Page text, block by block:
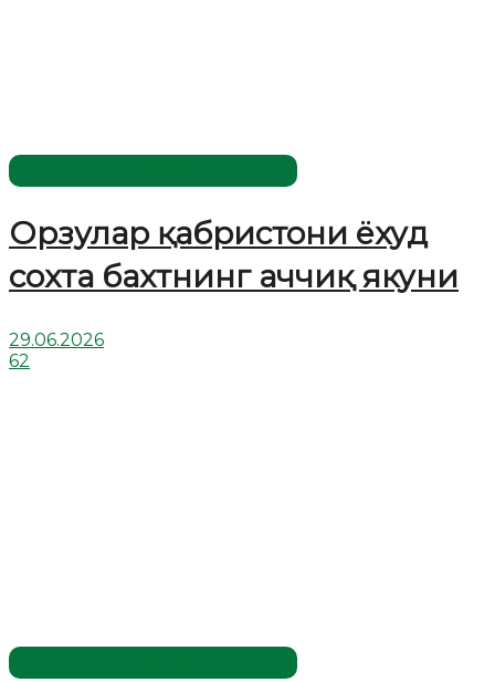
Орзулар қабристони ёхуд
сохта бахтнинг аччиқ якуни
29.06.2026
62